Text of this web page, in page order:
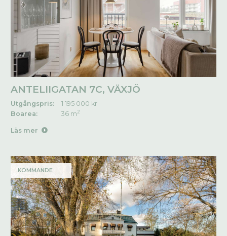
ANTELIIGATAN 7C, VÄXJÖ
Utgångspris:
1 195 000 kr
Boarea:
36 m2
Läs mer
KOMMANDE